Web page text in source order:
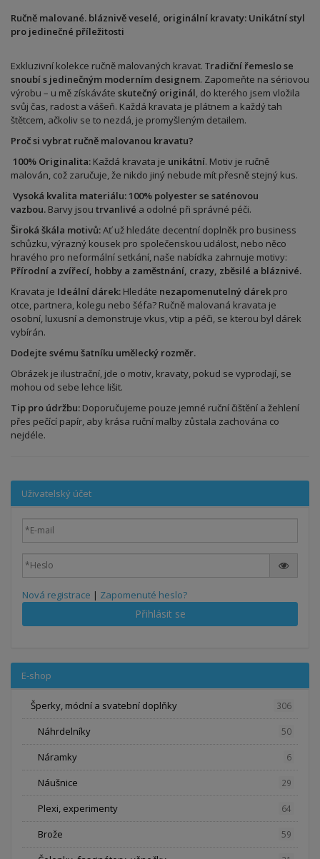
Ručně malované. bláznivě veselé, originální kravaty: Unikátní styl
pro jedinečné příležitosti
Exkluzivní kolekce ručně malovaných kravat. Tradiční řemeslo se
snoubí s jedinečným moderním designem. Zapomeňte na sériovou
výrobu – u mě získáváte skutečný originál, do kterého jsem vložila
svůj čas, radost a vášeň. Každá kravata je plátnem a každý tah
štětcem, ačkoliv se to nezdá, je promyšleným detailem.
Proč si vybrat ručně malovanou kravatu?
100% Originalita: Každá kravata je unikátní. Motiv je ručně
malován, což zaručuje, že nikdo jiný nebude mít přesně stejný kus.
Vysoká kvalita materiálu: 100% polyester se saténovou
vazbou. Barvy jsou trvanlivé a odolné při správné péči.
Široká škála motivů:Ať už hledáte decentní doplněk pro business
schůzku, výrazný kousek pro společenskou událost, nebo něco
hravého pro neformální setkání, naše nabídka zahrnuje motivy:
Přírodní a zvířecí, hobby a zaměstnání, crazy, zběsilé a bláznivé.
Kravata je Ideální dárek: Hledáte nezapomenutelný dárek pro
otce, partnera, kolegu nebo šéfa? Ručně malovaná kravata je
osobní, luxusní a demonstruje vkus, vtip a péči, se kterou byl dárek
vybírán.
Dodejte svému šatníku umělecký rozměr.
Obrázek je ilustrační, jde o motiv, kravaty, pokud se vyprodají, se
mohou od sebe lehce lišit.
Tip pro údržbu: Doporučujeme pouze jemné ruční čištění a žehlení
přes pečící papír, aby krása ruční malby zůstala zachována co
nejdéle.
Uživatelský účet
Nová registrace | Zapomenuté heslo?
Přihlásit se
E-shop
Šperky, módní a svatební doplňky 306
Náhrdelníky 50
Náramky 6
Náušnice 29
Plexi, experimenty 64
Brože 59